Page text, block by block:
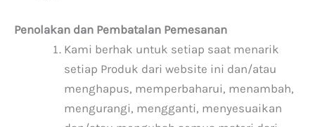
Penolakan dan Pembatalan Pemesanan
Kami berhak untuk setiap saat menarik
setiap Produk dari website ini dan/atau
menghapus, memperbaharui, menambah,
mengurangi, mengganti, menyesuaikan